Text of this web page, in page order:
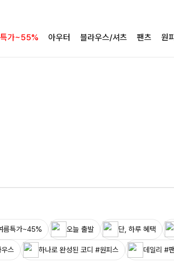
가~55% 아우터 블라우스/셔츠 팬츠 원
름특가~45% 오늘 출발 단, 하루 혜택
스 하나로 완성된 코디 #원피스 데일리 #